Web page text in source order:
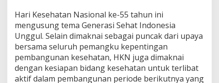
Hari Kesehatan Nasional ke-55 tahun ini
mengusung tema Generasi Sehat Indonesia
Unggul. Selain dimaknai sebagai puncak dari upaya
bersama seluruh pemangku kepentingan
pembangunan kesehatan, HKN juga dimaknai
dengan kesiapan bidang kesehatan untuk terlibat
aktif dalam pembangunan periode berikutnya yang